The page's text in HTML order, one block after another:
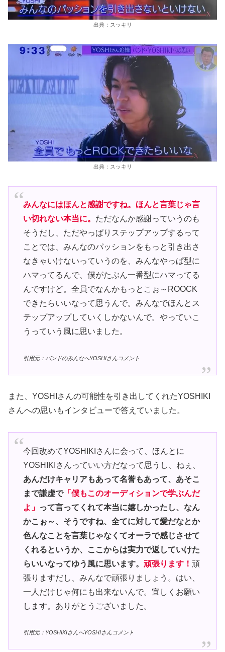
出典：スッキリ
出典：スッキリ
みんなにはほんと感謝ですね。ほんと言葉じゃ言
い切れない本当に。 ただなんか感謝っていうのも
そうだし、ただやっぱりステップアップするって
ことでは、みんなのパッションをもっと引き出さ
なきゃいけないっていうのを、みんなやっぱ型に
ハマってるんで、僕がたぶん一番型にハマってる
んですけど。全員でなんかもっとこぉ～ROOCK
できたらいいなって思うんで。みんなでほんとス
テップアップしていくしかないんで。やっていこ
うっていう風に思いました。
引用元：バンドのみんなへYOSHIさんコメント
また、YOSHIさんの可能性を引き出してくれたYOSHIKI
さんへの思いもインタビューで答えていました。
今回改めてYOSHIKIさんに会って、ほんとに
YOSHIKIさんっていい方だなって思うし、ねぇ、
あんだけキャリアもあって名誉もあって、あそこ
まで謙虚で「僕もこのオーディションで学ぶんだ
よ」 って言ってくれて本当に嬉しかったし、なん
かこぉ～、そうですね、全てに対して愛だなとか
色んなことを言葉じゃなくてオーラで感じさせて
くれるというか、ここからは実力で返していけた
らいいなってゆう風に思います。 頑張ります！ 頑
張りますだし、みんなで頑張りましょう。はい、
一人だけじゃ何にも出来ないんで。宜しくお願い
します。ありがとうございました。
引用元：YOSHIKIさんへYOSHIさんコメント